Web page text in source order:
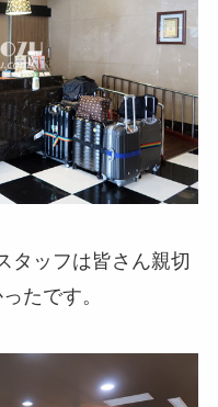
タッフは皆さん親切
たです。